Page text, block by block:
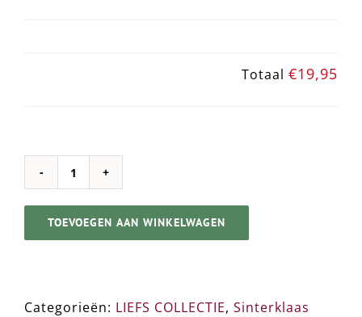
Totaal €19,95
Sint
➸
Chocolade
TOEVOEGEN AAN WINKELWAGEN
Categorieën: LIEFS COLLECTIE, Sinterklaas